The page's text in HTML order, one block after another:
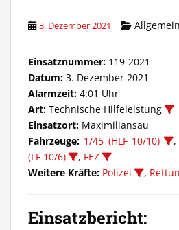
3. Dezember 2021 Allgemein
Einsatznummer: 119-2021
Datum: 3. Dezember 2021
Alarmzeit: 4:01 Uhr
Art: Technische Hilfeleistung
Einsatzort: Maximiliansau
Fahrzeuge: 1/45 (HLF 10/10)
(LF 10/6)
, FEZ
Weitere Kräfte: Polizei ,
Einsatzbericht: